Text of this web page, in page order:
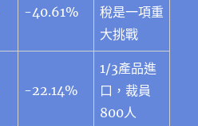
-40.61%
稅是一項重
大挑戰
-22.14%
1/3產品進
口，裁員
800人